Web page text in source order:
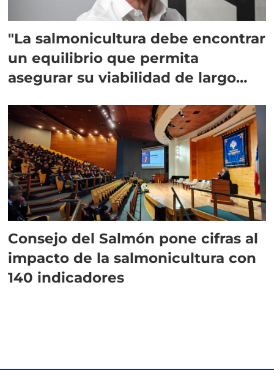
"La salmonicultura debe encontrar
un equilibrio que permita
asegurar su viabilidad de largo
Consejo del Salmón pone cifras al
impacto de la salmonicultura con
140 indicadores